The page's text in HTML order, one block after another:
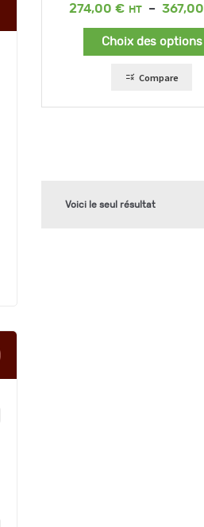
274,00 € – 367,00
Choix des options
Compare
Voici le seul résultat